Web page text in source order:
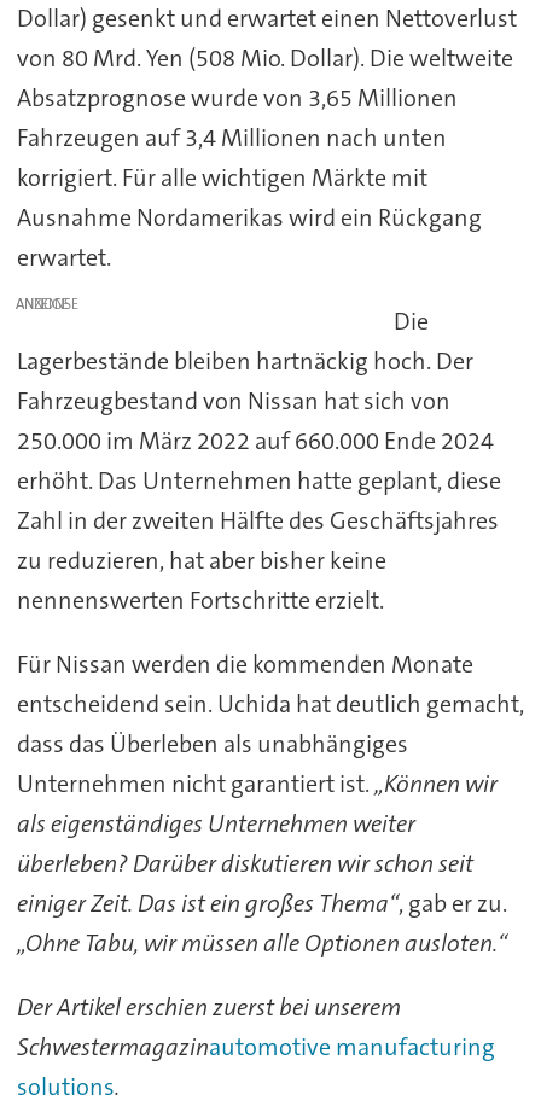
Dollar) gesenkt und erwartet einen Nettoverlust
von 80 Mrd. Yen (508 Mio. Dollar). Die weltweite
Absatzprognose wurde von 3,65 Millionen
Fahrzeugen auf 3,4 Millionen nach unten
korrigiert. Für alle wichtigen Märkte mit
Ausnahme Nordamerikas wird ein Rückgang
erwartet.
ANZEIGE
Die
Lagerbestände bleiben hartnäckig hoch. Der
Fahrzeugbestand von Nissan hat sich von
250.000 im März 2022 auf 660.000 Ende 2024
erhöht. Das Unternehmen hatte geplant, diese
Zahl in der zweiten Hälfte des Geschäftsjahres
zu reduzieren, hat aber bisher keine
nennenswerten Fortschritte erzielt.
Für Nissan werden die kommenden Monate
entscheidend sein. Uchida hat deutlich gemacht,
dass das Überleben als unabhängiges
Unternehmen nicht garantiert ist.„Können wir
als eigenständiges Unternehmen weiter
überleben? Darüber diskutieren wir schon seit
einiger Zeit. Das ist ein großes Thema“, gab er zu.
„Ohne Tabu, wir müssen alle Optionen ausloten.“
Der Artikel erschien zuerst bei unserem
Schwestermagazinautomotive manufacturing
solutions.